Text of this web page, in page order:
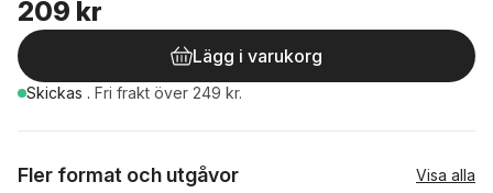
209 kr
Lägg i varukorg
Skickas . Fri frakt över 249 kr.
Fler format och utgåvor Visa alla